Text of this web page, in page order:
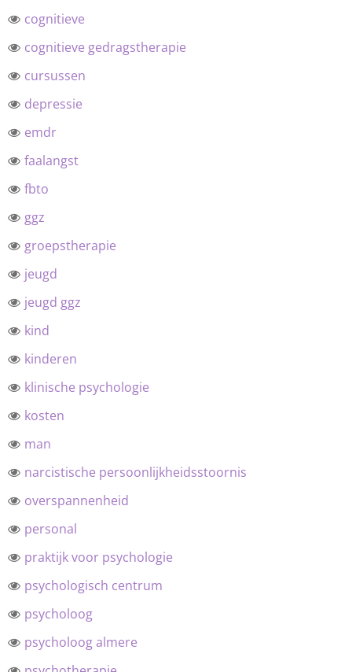
cognitieve
cognitieve gedragstherapie
cursussen
depressie
emdr
faalangst
fbto
ggz
groepstherapie
jeugd
jeugd ggz
kind
kinderen
klinische psychologie
kosten
man
narcistische persoonlijkheidsstoornis
overspannenheid
personal
praktijk voor psychologie
psychologisch centrum
psycholoog
psycholoog almere